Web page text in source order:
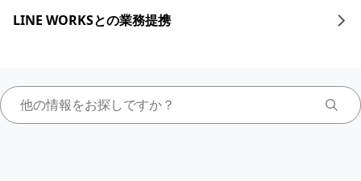
LINE WORKSとの業務提携